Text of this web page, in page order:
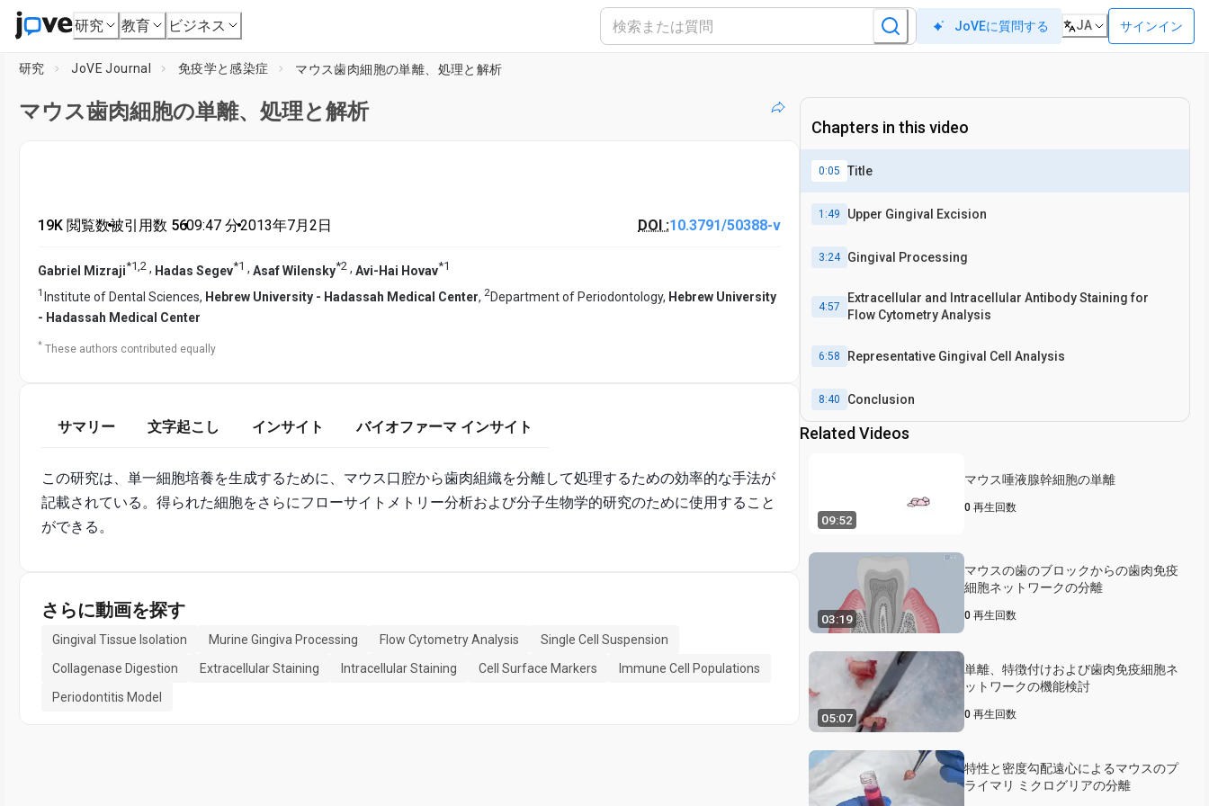
研究 教育 ビジネス JoVEに質問する JA サインイン
研究 JoVE Journal 免疫学と感染症 マウス歯肉細胞の単離、処理と解析
マウス歯肉細胞の単離、処理と解析
19K 閲覧数•被引用数 56•09:47 分•2013年7月2日 DOI :10.3791/50388-v
Gabriel Mizraji*1,2 , Hadas Segev*1 , Asaf Wilensky*2 , Avi-Hai Hovav*1
1 Institute of Dental Sciences, Hebrew University - Hadassah Medical Center, 2Department of Periodontology, Hebrew University
- Hadassah Medical Center
* These authors contributed equally
サマリー 文字起こし インサイト バイオファーマ インサイト
この研究は、単一細胞培養を生成するために、マウス口腔から歯肉組織を分離して処理するための効率的な手法が
記載されている。得られた細胞をさらにフローサイトメトリー分析および分子生物学的研究のために使用すること
ができる。
さらに動画を探す
Gingival Tissue Isolation Murine Gingiva Processing Flow Cytometry Analysis
Single Cell Suspension
Collagenase Digestion
Extracellular Staining Intracellular Staining Cell Surface Markers
Immune Cell Populations
Periodontitis Model
Chapters in this video
0:05 Title
1:49 Upper Gingival Excision
3:24 Gingival Processing
4:57
Extracellular and Intracellular Antibody Staining for
Flow Cytometry Analysis
6:58 Representative Gingival Cell Analysis
8:40 Conclusion
Related Videos
09:52
マウス唾液腺幹細胞の単離
0 再生回数
03:19
マウスの歯のブロックからの歯肉免疫
細胞ネットワークの分離
0 再生回数
05:07
単離、特徴付けおよび歯肉免疫細胞ネ
ットワークの機能検討
0 再生回数
特性と密度勾配遠心によるマウスのプ
ライマリ ミクログリアの分離